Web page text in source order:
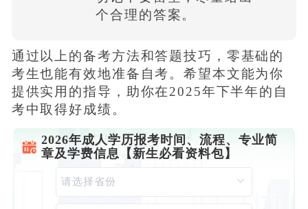
个合理的答案。
通过以上的备考方法和答题技巧，零基础的
考生也能有效地准备自考。希望本文能为你
提供实用的指导，助你在2025年下半年的自
考中取得好成绩。
2026年成人学历报考时间、流程、专业简
章及学费信息【新生必看资料包】